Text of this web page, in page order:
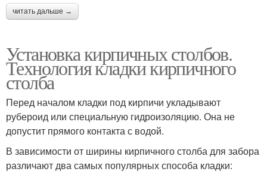
читать дальше →
Установка кирпичных столбов.
Технология кладки кирпичного
столба
Перед началом кладки под кирпичи укладывают
рубероид или специальную гидроизоляцию. Она не
допустит прямого контакта с водой.
В зависимости от ширины кирпичного столба для забора
различают два самых популярных способа кладки: